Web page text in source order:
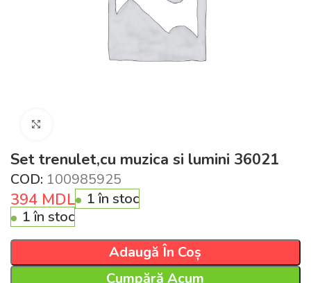
Set trenulet,cu muzica si lumini 36021
COD: 100985925
394 MDL
1 în stoc
1 în stoc
Adaugă În Coș
Cumpără Acum